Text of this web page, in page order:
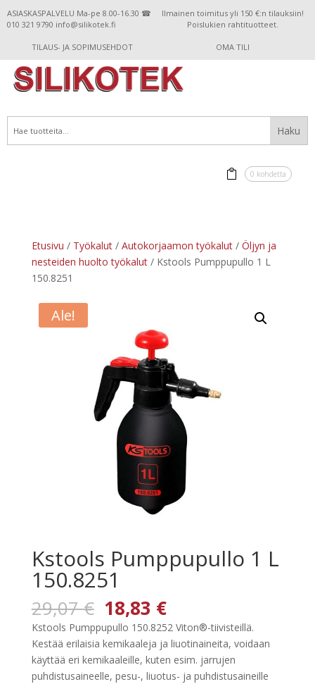
ASIASKASPALVELU Ma-pe 8.00-16.30 ☎
010 321 9790 info@silikotek.fi
Ilmainen toimitus yli 150 €:n tilauksiin!
Poislukien rahtituotteet.
TILAUS- JA SOPIMUSEHDOT OMA TILI
0 kohdetta
Etusivu / Työkalut/ Autokorjaamon työkalut/ Öljyn ja
nesteiden huolto työkalut/ Kstools Pumppupullo 1 L
150.8251
Ale!
Kstools Pumppupullo 1 L
150.8251
29,07€ Alkuperäinen
hinta
oli:
29,07 €.
18,83 €Nykyinen
hinta
on:
18,83 €.
Kstools Pumppupullo 150.8252 Viton®-tiivisteillä.
Kestää erilaisia kemikaaleja ja liuotinaineita, voidaan
käyttää eri kemikaaleille, kuten esim. jarrujen
puhdistusaineelle, pesu-, liuotus- ja puhdistusaineille